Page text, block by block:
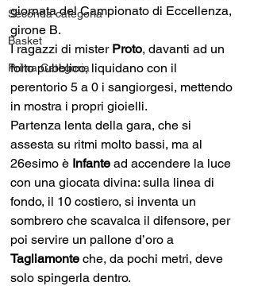
Seconda categoria
Basket
Prima Categoria
giornata del Campionato di Eccellenza,
girone B.
I ragazzi di mister Proto, davanti ad un
folto pubblico, liquidano con il
perentorio 5 a 0 i sangiorgesi, mettendo
in mostra i propri gioielli.
Partenza lenta della gara, che si
assesta su ritmi molto bassi, ma al
26esimo è Infante ad accendere la luce
con una giocata divina: sulla linea di
fondo, il 10 costiero, si inventa un
sombrero che scavalca il difensore, per
poi servire un pallone d’oro a
Tagliamonte che, da pochi metri, deve
solo spingerla dentro.